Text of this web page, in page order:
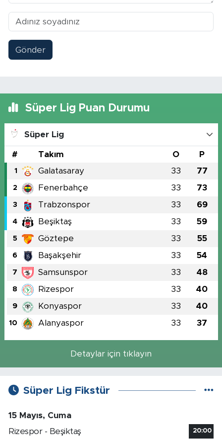
Gönder
Süper Lig Puan Durumu
Süper Lig
# Takım O P
1 Galatasaray 33 77
2 Fenerbahçe 33 73
3 Trabzonspor 33 69
4 Beşiktaş 33 59
5 Göztepe 33 55
6 Başakşehir 33 54
7 Samsunspor 33 48
8 Rizespor 33 40
9 Konyaspor 33 40
10 Alanyaspor 33 37
Detaylar için tıklayın
Süper Lig Fikstür
15 Mayıs, Cuma
Rizespor - Beşiktaş
20:00